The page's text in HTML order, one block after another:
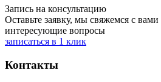
Запись на консультацию
Оставьте заявку, мы свяжемся с
интересующие вопросы
записаться в 1 клик
Контакты